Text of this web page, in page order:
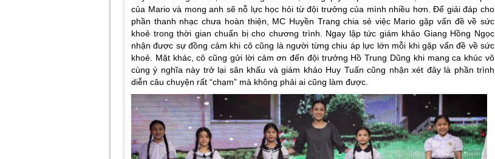
của Mario và mong anh sẽ nỗ lực học hỏi từ đội trưởng của mình nhiều hơn. Để giải đáp cho
phần thanh nhạc chưa hoàn thiện, MC Huyền Trang chia sẻ việc Mario gặp vấn đề về sức
khoẻ trong thời gian chuẩn bị cho chương trình. Ngay lập tức giám khảo Giang Hồng Ngọc
nhận được sự đồng cảm khi cô cũng là người từng chịu áp lực lớn mỗi khi gặp vấn đề về sức
khoẻ. Mặt khác, cô cũng gửi lời cảm ơn đến đội trưởng Hồ Trung Dũng khi mang ca khúc vô
cùng ý nghĩa này trở lại sân khấu và giám khảo Huy Tuấn cũng nhận xét đây là phần trình
diễn câu chuyện rất “chạm” mà không phải ai cũng làm được.